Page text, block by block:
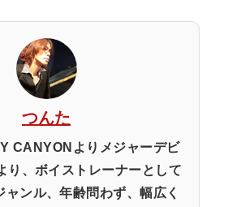
つんた
CANYONよりメジャーデビ
り、ボイストレーナーとして
ャンル、年齢問わず、幅広く